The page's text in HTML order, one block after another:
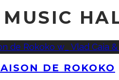
DE ROKOKO